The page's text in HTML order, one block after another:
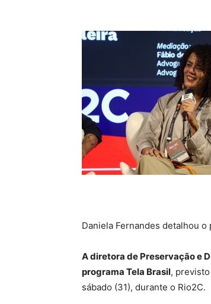
Daniela Fernandes detalhou o
A diretora de Preservação e
programa Tela Brasil,
sábado (31), durante o Rio2C.